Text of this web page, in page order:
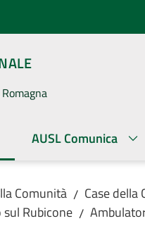
AUSL Comunica
Comunità / Case
Rubicone /